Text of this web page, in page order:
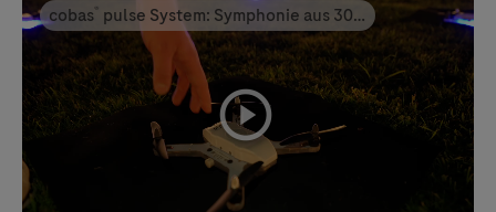
cobas® pulse System: Symphonie aus 300
Drohnen
playicon